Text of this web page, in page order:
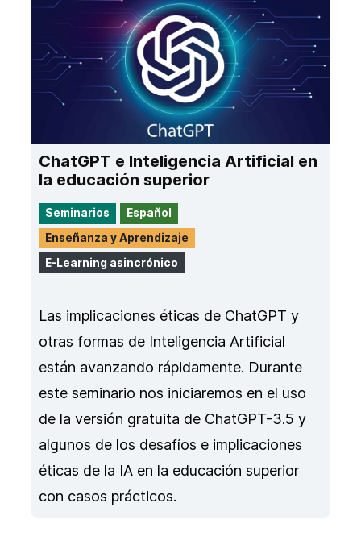
ChatGPT e Inteligencia Artificial en
la educación superior
Seminarios
Español
Enseñanza y Aprendizaje
E-Learning asincrónico
Las implicaciones éticas de ChatGPT y
otras formas de Inteligencia Artificial
están avanzando rápidamente. Durante
este seminario nos iniciaremos en el uso
de la versión gratuita de ChatGPT-3.5 y
algunos de los desafíos e implicaciones
éticas de la IA en la educación superior
con casos prácticos.